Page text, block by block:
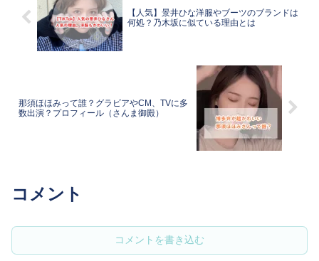
【人気】景井ひな洋服やブーツのブランドは
何処？乃木坂に似ている理由とは
那須ほほみって誰？グラビアやCM、TVに多
数出演？プロフィール（さんま御殿）
コメント
コメントを書き込む